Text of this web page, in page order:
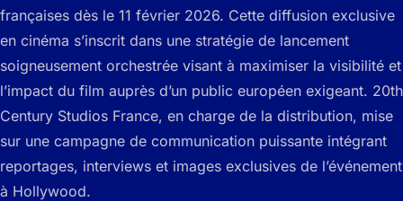
françaises dès le 11 février 2026. Cette diffusion exclusive
en cinéma s’inscrit dans une stratégie de lancement
soigneusement orchestrée visant à maximiser la visibilité et
l’impact du film auprès d’un public européen exigeant. 20th
Century Studios France, en charge de la distribution, mise
sur une campagne de communication puissante intégrant
reportages, interviews et images exclusives de l’événement
à Hollywood.